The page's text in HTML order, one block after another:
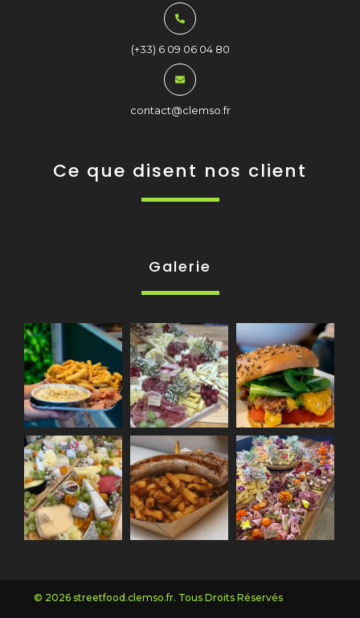
(+33) 6 09 06 04 80
contact@clemso.fr
Ce que disent nos client
Galerie
© 2026 streetfood.clemso.fr. Tous Droits Réservés